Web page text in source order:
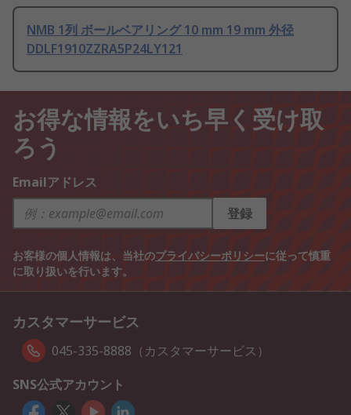
NMB 1列 ボールベアリング 10 mm 19 mm 外径
DDLF1910ZZRA5P24LY121
お得な情報をいち早く受け取
ろう
Emailアドレス
登録
お客様の個人情報は、当社のプライバシーポリシーに従って慎重
に取り扱いを行います。
カスタマーサービス
045-335-8888（カスタマーサービス）
SNS公式アカウント